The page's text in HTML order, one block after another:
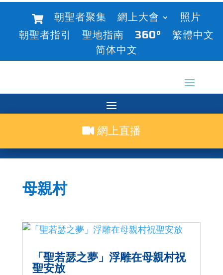
朝聖者聚集 網上大會
照片
朝聖者指引
聖地指南 360°
繁體中文
简体中文
網上直播
母親村
「聖若瑟之夢」浮雕在母親村祝
聖安放